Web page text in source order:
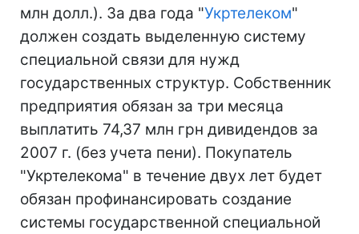
млн долл.). За два года "Укртелеком"
должен создать выделенную систему
специальной связи для нужд
государственных структур. Собственник
предприятия обязан за три месяца
выплатить 74,37 млн грн дивидендов за
2007 г. (без учета пени). Покупатель
"Укртелекома" в течение двух лет будет
обязан профинансировать создание
системы государственной специальной